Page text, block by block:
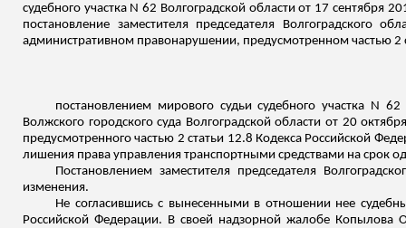
судебного участка N 62 Волгоградской области от 17 сентября
постановление заместителя председателя
административном правонарушении, предусмотренном частью
постановлением мирового судьи судебного участка N
Волжского городского суда Волгоградской области от 20
предусмотренного частью 2 статьи 12.8 Кодекса Российской
лишения права управления транспортными средствами на срок
Постановлением заместителя председателя
изменения.
Не согласившись с вынесенными в отношении нее
Российской Федерации. В своей надзорной жалобе Копылова